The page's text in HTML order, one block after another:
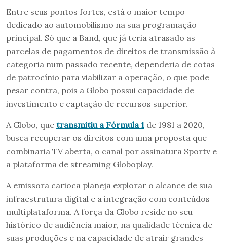
Entre seus pontos fortes, está o maior tempo
dedicado ao automobilismo na sua programação
principal. Só que a Band, que já teria atrasado as
parcelas de pagamentos de direitos de transmissão à
categoria num passado recente, dependeria de cotas
de patrocínio para viabilizar a operação, o que pode
pesar contra, pois a Globo possui capacidade de
investimento e captação de recursos superior.
A Globo, que transmitiu a Fórmula 1 de 1981 a 2020,
busca recuperar os direitos com uma proposta que
combinaria TV aberta, o canal por assinatura Sportv e
a plataforma de streaming Globoplay.
A emissora carioca planeja explorar o alcance de sua
infraestrutura digital e a integração com conteúdos
multiplataforma. A força da Globo reside no seu
histórico de audiência maior, na qualidade técnica de
suas produções e na capacidade de atrair grandes